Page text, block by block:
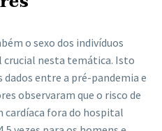
o sexo dos indivíduos
crucial nesta temática. Isto
entre a pré-pandemia e
observaram que o risco de
cardíaca fora do hospital